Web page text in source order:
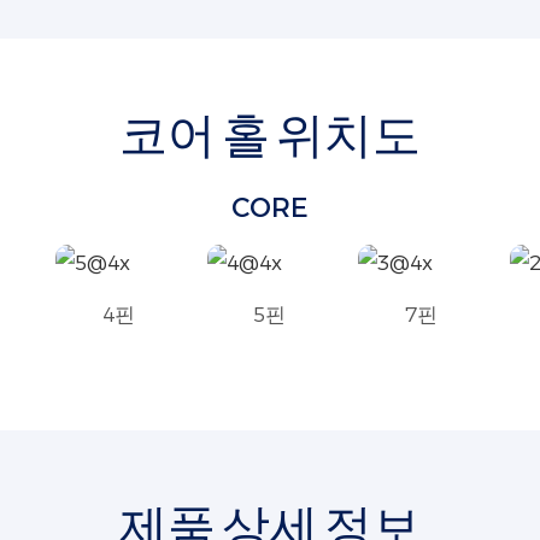
코어 홀 위치도
CORE
4핀 5핀 7핀
제품 상세 정보